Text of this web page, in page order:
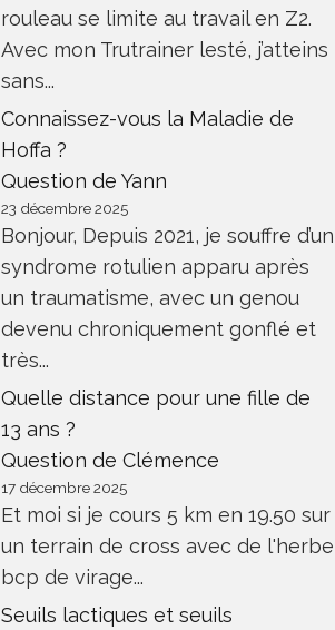
rouleau se limite au travail en Z2.
Avec mon Trutrainer lesté, j’atteins
sans...
Connaissez-vous la Maladie de
Hoffa ?
Question de Yann
23 décembre 2025
Bonjour, Depuis 2021, je souffre d’un
syndrome rotulien apparu après
un traumatisme, avec un genou
devenu chroniquement gonflé et
très...
Quelle distance pour une fille de
13 ans ?
Question de Clémence
17 décembre 2025
Et moi si je cours 5 km en 19.50 sur
un terrain de cross avec de l'herbe
bcp de virage...
Seuils lactiques et seuils